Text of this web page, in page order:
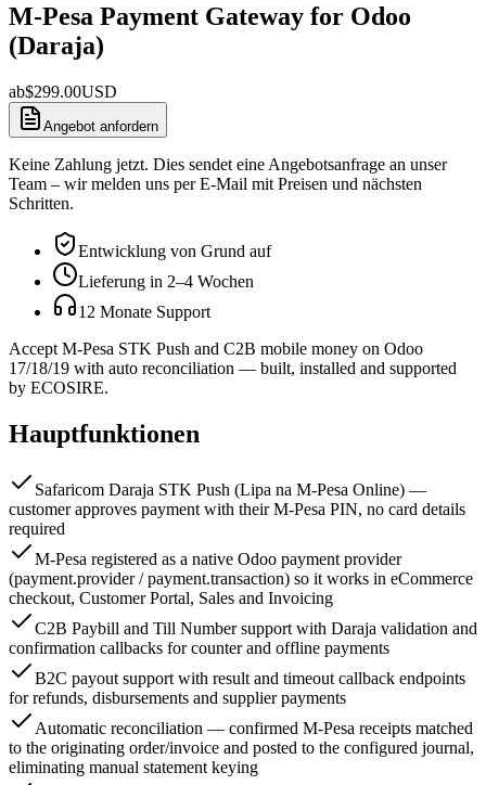
M-Pesa Payment Gateway for Odoo
(Daraja)
ab$299.00USD
Angebot anfordern
Keine Zahlung jetzt. Dies sendet eine Angebotsanfrage an unser
Team – wir melden uns per E-Mail mit Preisen und nächsten
Schritten.
Entwicklung von Grund auf
Lieferung in 2–4 Wochen
12 Monate Support
Accept M-Pesa STK Push and C2B mobile money on Odoo
17/18/19 with auto reconciliation — built, installed and supported
by ECOSIRE.
Hauptfunktionen
Safaricom Daraja STK Push (Lipa na M-Pesa Online) —
customer approves payment with their M-Pesa PIN, no card details
required
M-Pesa registered as a native Odoo payment provider
(payment.provider / payment.transaction) so it works in eCommerce
checkout, Customer Portal, Sales and Invoicing
C2B Paybill and Till Number support with Daraja validation and
confirmation callbacks for counter and offline payments
B2C payout support with result and timeout callback endpoints
for refunds, disbursements and supplier payments
Automatic reconciliation — confirmed M-Pesa receipts matched
to the originating order/invoice and posted to the configured journal,
eliminating manual statement keying